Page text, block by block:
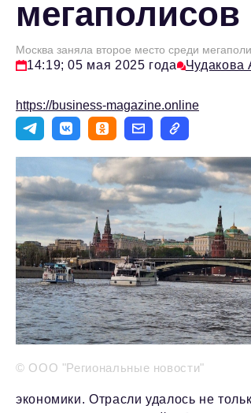
Москва заняла второе место среди
14:19; 05 мая 2025 года Чудакова
https://business-magazine.online
© ООО "Региональные новости"
экономики. Отрасли удалось не